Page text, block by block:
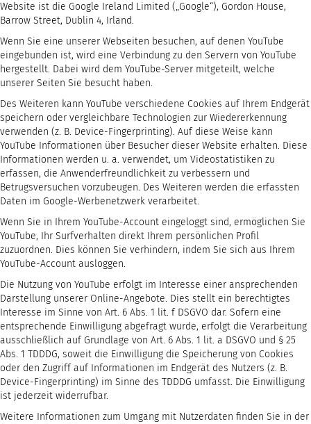
Website ist die Google Ireland Limited („Google“), Gordon House,
Barrow Street, Dublin 4, Irland.
Wenn Sie eine unserer Webseiten besuchen, auf denen YouTube
eingebunden ist, wird eine Verbindung zu den Servern von YouTube
hergestellt. Dabei wird dem YouTube-Server mitgeteilt, welche
unserer Seiten Sie besucht haben.
Des Weiteren kann YouTube verschiedene Cookies auf Ihrem Endgerät
speichern oder vergleichbare Technologien zur Wiedererkennung
verwenden (z. B. Device-Fingerprinting). Auf diese Weise kann
YouTube Informationen über Besucher dieser Website erhalten. Diese
Informationen werden u. a. verwendet, um Videostatistiken zu
erfassen, die Anwenderfreundlichkeit zu verbessern und
Betrugsversuchen vorzubeugen. Des Weiteren werden die erfassten
Daten im Google-Werbenetzwerk verarbeitet.
Wenn Sie in Ihrem YouTube-Account eingeloggt sind, ermöglichen Sie
YouTube, Ihr Surfverhalten direkt Ihrem persönlichen Profil
zuzuordnen. Dies können Sie verhindern, indem Sie sich aus Ihrem
YouTube-Account ausloggen.
Die Nutzung von YouTube erfolgt im Interesse einer ansprechenden
Darstellung unserer Online-Angebote. Dies stellt ein berechtigtes
Interesse im Sinne von Art. 6 Abs. 1 lit. f DSGVO dar. Sofern eine
entsprechende Einwilligung abgefragt wurde, erfolgt die Verarbeitung
ausschließlich auf Grundlage von Art. 6 Abs. 1 lit. a DSGVO und § 25
Abs. 1 TDDDG, soweit die Einwilligung die Speicherung von Cookies
oder den Zugriff auf Informationen im Endgerät des Nutzers (z. B.
Device-Fingerprinting) im Sinne des TDDDG umfasst. Die Einwilligung
ist jederzeit widerrufbar.
Weitere Informationen zum Umgang mit Nutzerdaten finden Sie in der